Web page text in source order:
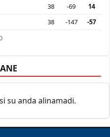
38 -69
14
38 -147
-57
su anda alinamadi.